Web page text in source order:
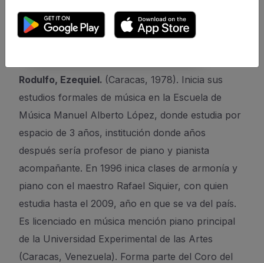
Rodulfo, Ezequiel. (Caracas, 1978). Inicia sus
estudios formales de música en la Escuela de
Música Manuel Alberto López, donde estudia por
espacio de 3 años, institución donde años
después sería profesor de piano y pianista
acompañante. En 1996 inica clases de armonía y
piano con el maestro Rafael Siquier, con quien
estudia hasta el 2009, año en que se va del país.
Es licenciado en música mención piano principal
de la Universidad Experimental de las Artes
(Caracas, Venezuela). Forma parte del Coro del